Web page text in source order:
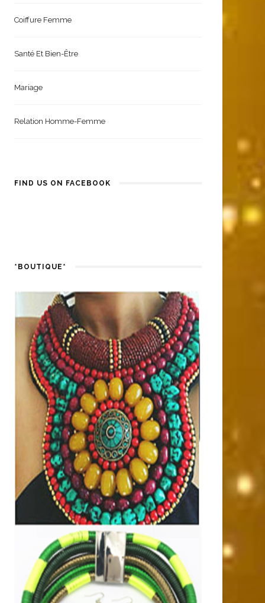
Coiffure Femme
Santé Et Bien-Être
Mariage
Relation Homme-Femme
FIND US ON FACEBOOK
*BOUTIQUE*